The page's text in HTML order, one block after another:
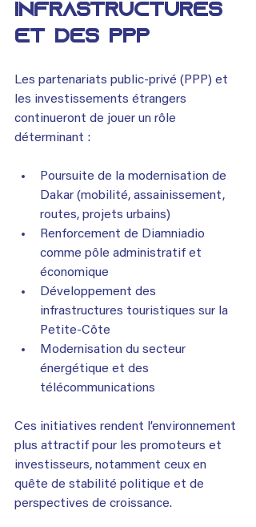
infrastructures
et des PPP
Les partenariats public-privé (PPP) et
les investissements étrangers
continueront de jouer un rôle
déterminant :
Poursuite de la modernisation de
Dakar (mobilité, assainissement,
routes, projets urbains)
Renforcement de Diamniadio
comme pôle administratif et
économique
Développement des
infrastructures touristiques sur la
Petite-Côte
Modernisation du secteur
énergétique et des
télécommunications
Ces initiatives rendent l’environnement
plus attractif pour les promoteurs et
investisseurs, notamment ceux en
quête de stabilité politique et de
perspectives de croissance.